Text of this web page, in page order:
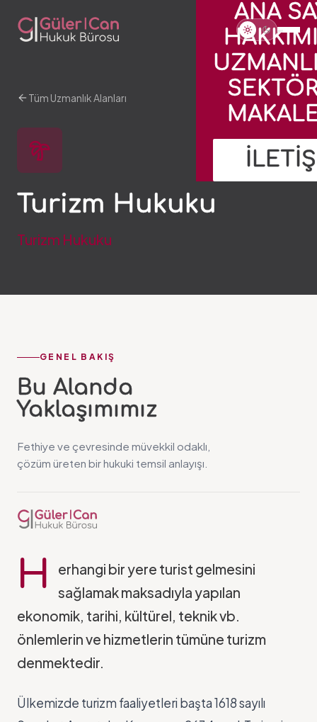
ANA
Tüm Uzmanlık Alanları
Turizm Hukuku
Turizm Hukuku
GENEL BAKIŞ
Bu Alanda
Yaklaşımımız
Fethiye ve çevresinde müvekkil odaklı,
çözüm üreten bir hukuki temsil anlayışı.
H
erhangi bir yere turist gelmesini
sağlamak maksadıyla yapılan
ekonomik, tarihi, kültürel, teknik vb.
önlemlerin ve hizmetlerin tümüne turizm
denmektedir.
Ülkemizde turizm faaliyetleri başta 1618 sayılı